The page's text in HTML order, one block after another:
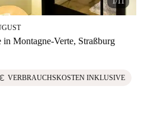
Montagne-Verte, Straßburg
VERBRAUCHSKOSTEN INKLUSIVE